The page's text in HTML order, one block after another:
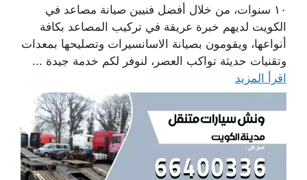
١٠ سنوات، من خلال أفضل فنيين صيانة مصاعد في
الكويت لديهم خبرة عريقة في تركيب المصاعد بكافة
أنواعها، ويقومون بصيانة الاسانسيرات وتصليحها بمعدات
وتقنيات حديثة تواكب العصر، لنوفر لكم خدمة جيدة ...
اقرأ المزيد